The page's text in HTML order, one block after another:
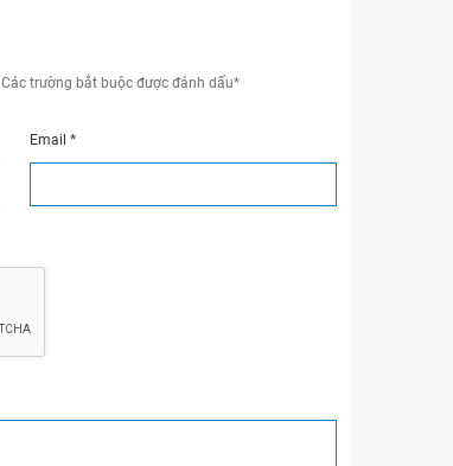
Các trường bắt buộc được đánh dấu*
Email *